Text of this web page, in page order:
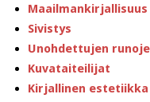
Maailmankirjallisuus
Sivistys
Unohdettujen
Kuvataiteilijat
Kirjallinen estetiikka